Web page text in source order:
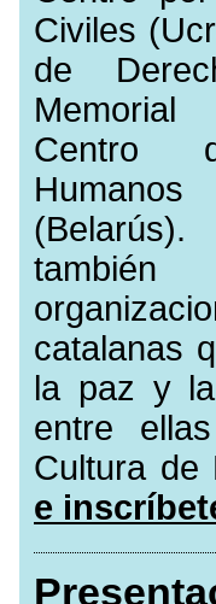
Civiles
de
Centro
también
catalanas
la paz y
entre
Cultura de
e